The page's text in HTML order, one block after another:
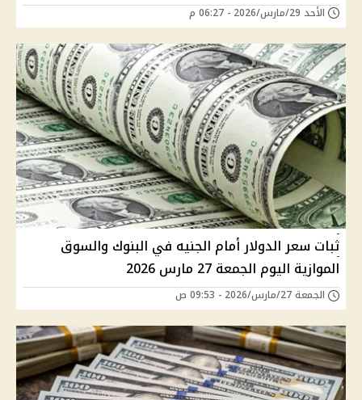
الأحد 29/مارس/2026 - 06:27 م
ثبات سعر الدولار أمام الجنيه في البنوك والسوق
الموازية اليوم الجمعة 27 مارس 2026
الجمعة 27/مارس/2026 - 09:53 ص